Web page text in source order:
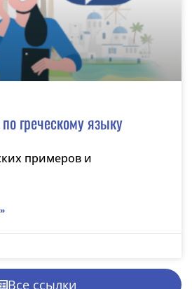
греческому языку
примеров и
Все ссылки